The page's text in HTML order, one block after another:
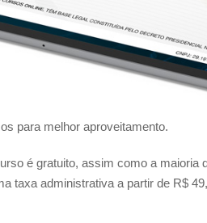
para melhor aproveitamento.
é gratuito, assim como a
taxa administrativa a partir de R$